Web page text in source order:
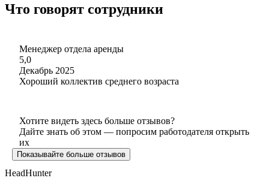
Что говорят сотрудники
Менеджер отдела аренды
5,0
Декабрь 2025
Хороший коллектив среднего возраста
Хотите видеть здесь больше отзывов?
Дайте знать об этом — попросим работодателя открыть
их
Показывайте больше отзывов
HeadHunter